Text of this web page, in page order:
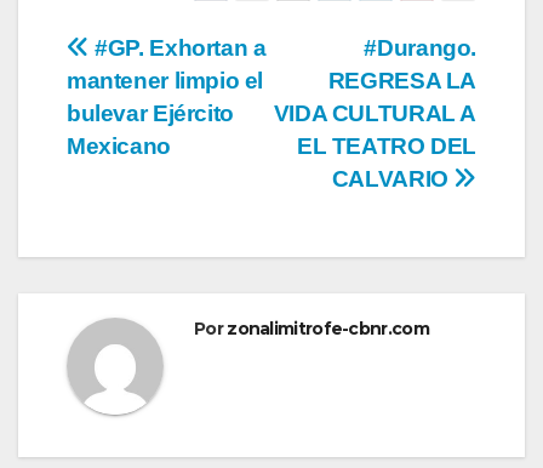
Navegación
de
entradas
#Durango.
REGRESA LA
VIDA CULTURAL A
EL TEATRO DEL
CALVARIO
#GP. Exhortan a
mantener limpio el
bulevar Ejército
Mexicano
Porzonalimitrofe-cbnr.com